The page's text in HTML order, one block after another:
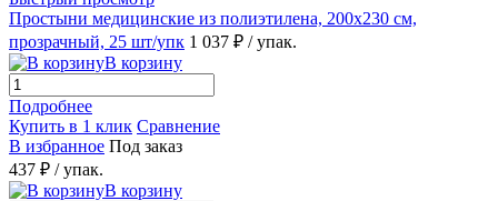
Простыни медицинские из полиэтилена, 200х230 см,
прозрачный, 25 шт/упк 1 037 ₽ / упак.
В корзину
Подробнее
Купить в 1 клик Сравнение
В избранное Под заказ
437 ₽ / упак.
В корзину